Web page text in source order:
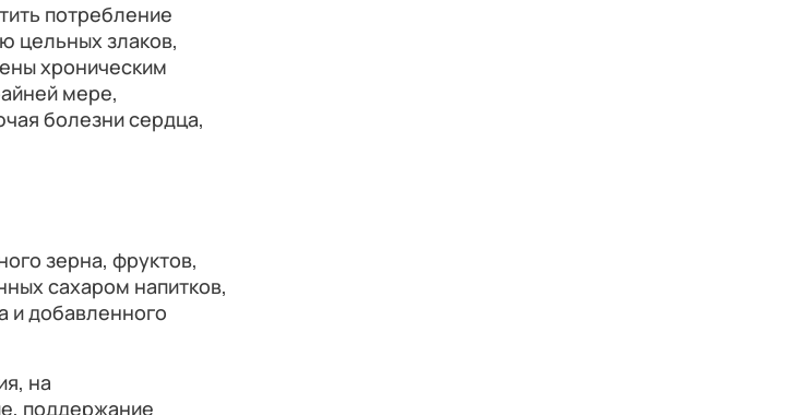
потребление
цельных злаков,
хроническим
мере,
болезни сердца,
зерна, фруктов,
сахаром напитков,
и добавленного
на
поддержание